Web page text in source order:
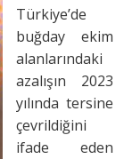
Türkiye’de
buğday ekim
alanlarındaki
azalışın 2023
yılında tersine
çevrildiğini
ifade eden